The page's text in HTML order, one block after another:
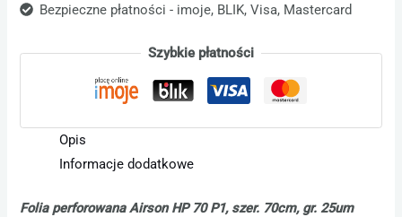
Bezpieczne płatności - imoje, BLIK, Visa, Mastercard
Szybkie płatności
Opis
Informacje dodatkowe
Folia perforowana Airson HP 70 P1, szer. 70cm, gr. 25um